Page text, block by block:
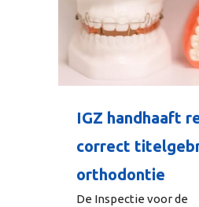
IGZ handhaaft
correct
orthodontie
De Inspectie voor de